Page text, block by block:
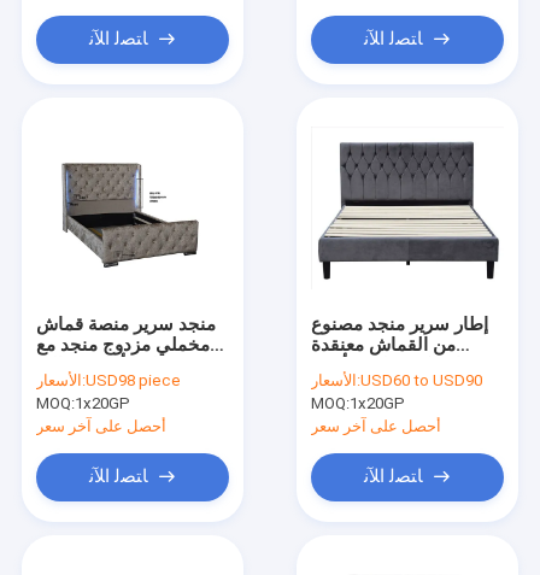
سرير منجد LED
سرير جلد صناعي
سرير تخزين معنقدة
سرير أريكة قابل للطي
طاولة سرير جانبية من القماش
تخزين قماش عثماني
ﺎﺘﺼﻟ ﺍﻶﻧ ﺎﺘﺼﻟ ﺍﻶﻧ
منجد سرير منصة قماش
مخملي مزدوج منجد مع
EN1725
الأسعار:USD98 piece
MOQ:1x20GP
أحصل على آخر سعر
ﺎﺘﺼﻟ ﺍﻶﻧ
إطار سرير منجد مصنوع
من القماش معنقدة
منسوج من البوليستر
الأسعار:USD60 to USD90
MOQ:1x20GP
أحصل على آخر سعر
ﺎﺘﺼﻟ ﺍﻶﻧ